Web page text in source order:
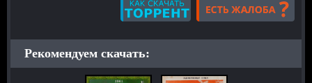
Рекомендуем скачать: